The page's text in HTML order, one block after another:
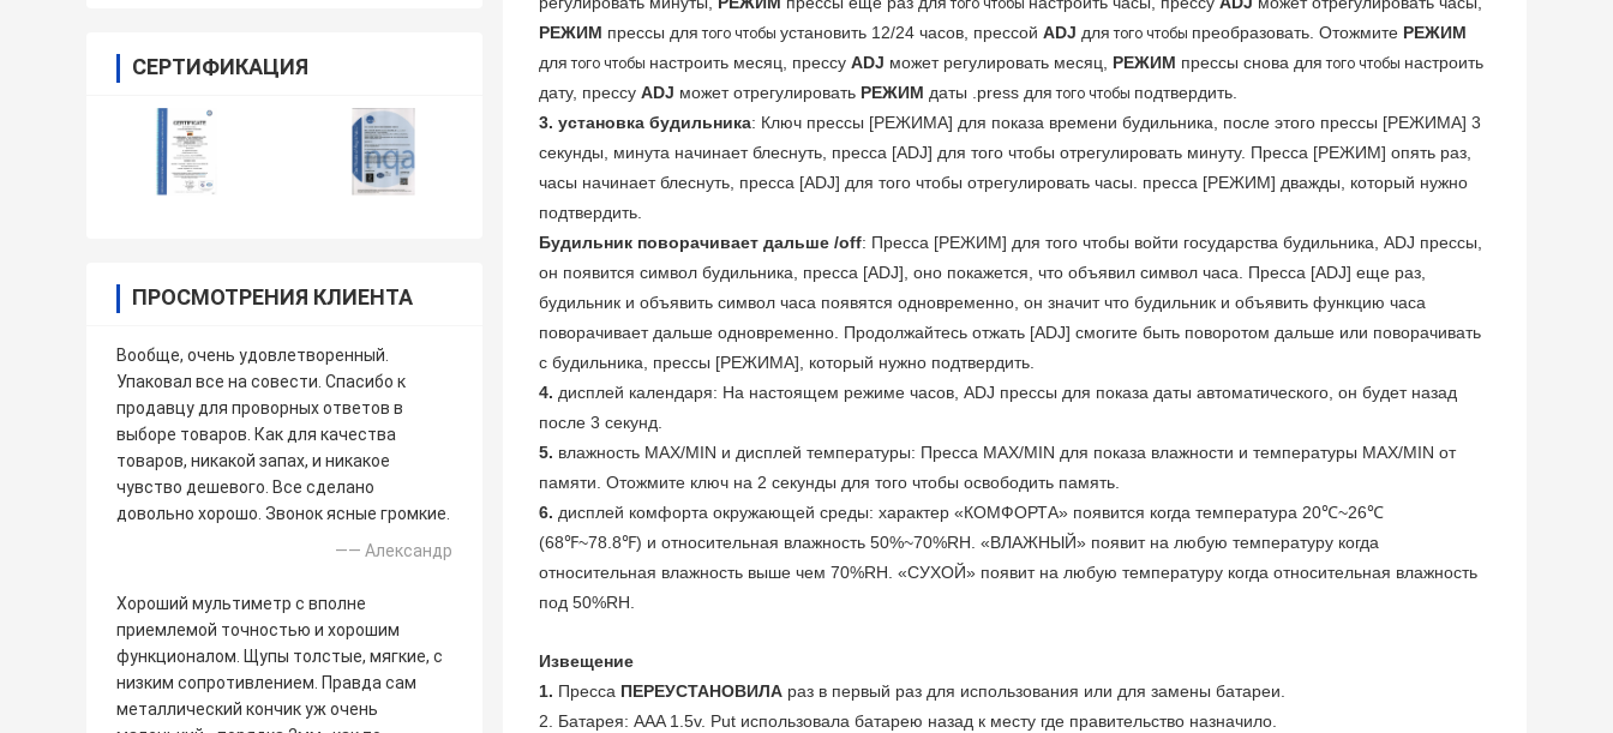
СЕРТИФИКАЦИЯ
ПРОСМОТРЕНИЯ КЛИЕНТА
Вообще, очень удовлетворенный.
Упаковал все на совести. Спасибо к
продавцу для проворных ответов в
выборе товаров. Как для качества
товаров, никакой запах, и никакое
чувство дешевого. Все сделано
довольно хорошо. Звонок ясные громкие.
—— Александр
Хороший мультиметр с вполне
приемлемой точностью и хорошим
функционалом. Щупы толстые, мягкие, с
низким сопротивлением. Правда сам
металлический кончик уж очень
РЕЖИМ прессы для того чтобы установить 12/24 часов, прессой ADJ для того чтобы преобразовать. Отожмите РЕЖИМ
для того чтобы настроить месяц, прессу ADJ может регулировать месяц, РЕЖИМ прессы снова для того чтобы настроить
дату, прессу ADJ может отрегулировать РЕЖИМ даты .press для того чтобы подтвердить.
3. установка будильника: Ключ прессы [РЕЖИМА] для показа времени будильника, после этого прессы [РЕЖИМА] 3
секунды, минута начинает блеснуть, пресса [ADJ] для того чтобы отрегулировать минуту. Пресса [РЕЖИМ] опять раз,
часы начинает блеснуть, пресса [ADJ] для того чтобы отрегулировать часы. пресса [РЕЖИМ] дважды, который нужно
подтвердить.
Будильник поворачивает дальше /off: Пресса [РЕЖИМ] для того чтобы войти государства будильника, ADJ прессы,
он появится символ будильника, пресса [ADJ], оно покажется, что объявил символ часа. Пресса [ADJ] еще раз,
будильник и объявить символ часа появятся одновременно, он значит что будильник и объявить функцию часа
поворачивает дальше одновременно. Продолжайтесь отжать [ADJ] смогите быть поворотом дальше или поворачивать
с будильника, прессы [РЕЖИМА], который нужно подтвердить.
4. дисплей календаря: На настоящем режиме часов, ADJ прессы для показа даты автоматического, он будет назад
после 3 секунд.
5. влажность MAX/MIN и дисплей температуры: Пресса MAX/MIN для показа влажности и температуры MAX/MIN от
памяти. Отожмите ключ на 2 секунды для того чтобы освободить память.
6. дисплей комфорта окружающей среды: характер «КОМФОРТА» появится когда температура 20℃~26℃
(68℉~78.8℉) и относительная влажность 50%~70%RH. «ВЛАЖНЫЙ» появит на любую температуру когда
относительная влажность выше чем 70%RH. «СУХОЙ» появит на любую температуру когда относительная влажность
под 50%RH.
Извещение
1. Пресса ПЕРЕУСТАНОВИЛА раз в первый раз для использования или для замены батареи.
2. Батарея: AAA 1.5v. Put использовала батарею назад к месту где правительство назначило.